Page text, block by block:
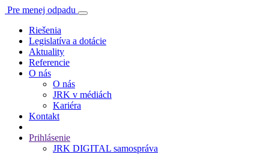
Pre menej odpadu
Riešenia
Legislatíva a dotácie
Aktuality
Referencie
O nás
O nás
JRK v médiách
Kariéra
Kontakt
Prihlásenie
JRK DIGITAL samospráva